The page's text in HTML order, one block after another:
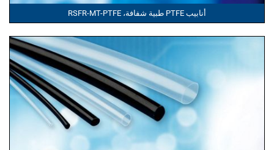
أنابيب PTFE طبية شفافة، RSFR-MT-PTFE